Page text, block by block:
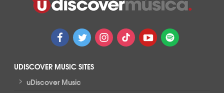
UDISCOVER MUSIC SITES
> uDiscover Music